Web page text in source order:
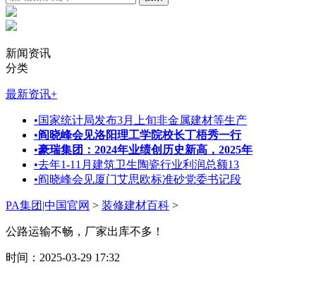
新闻资讯
分类
最新资讯+
•国家统计局发布3月上旬非金属建材等生产
•阎晓峰会见洛阳理工学院校长丁梧秀一行
•豪瑞集团：2024年业绩创历史新高，2025年
•去年1-11月建筑卫生陶瓷行业利润总额13
•阎晓峰会见厦门艾思欧标准砂党委书记段
PA集团|中国官网 > 装修建材百科 >
公路运输不畅，厂家出库不多！
时间：2025-03-29 17:32